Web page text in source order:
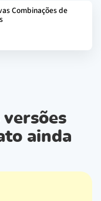
Combinações de
ainda